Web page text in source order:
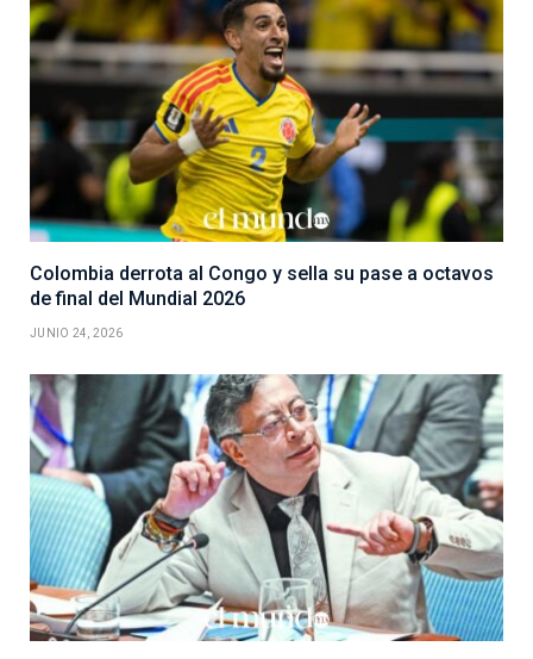
Colombia derrota al Congo y sella su pase a octavos
de final del Mundial 2026
JUNIO 24, 2026